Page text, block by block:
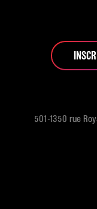
501-1350 rue